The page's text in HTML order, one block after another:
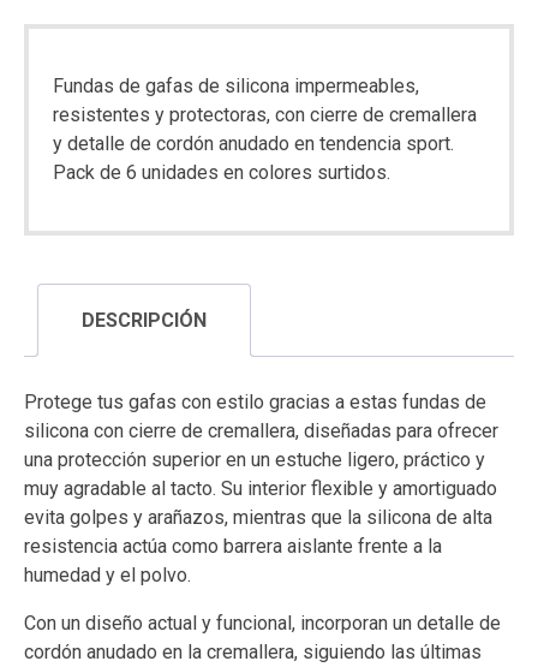
Fundas de gafas de silicona impermeables,
resistentes y protectoras, con cierre de cremallera
y detalle de cordón anudado en tendencia sport.
Pack de 6 unidades en colores surtidos.
DESCRIPCIÓN
Protege tus gafas con estilo gracias a estas fundas de
silicona con cierre de cremallera, diseñadas para ofrecer
una protección superior en un estuche ligero, práctico y
muy agradable al tacto. Su interior flexible y amortiguado
evita golpes y arañazos, mientras que la silicona de alta
resistencia actúa como barrera aislante frente a la
humedad y el polvo.
Con un diseño actual y funcional, incorporan un detalle de
cordón anudado en la cremallera, siguiendo las últimas